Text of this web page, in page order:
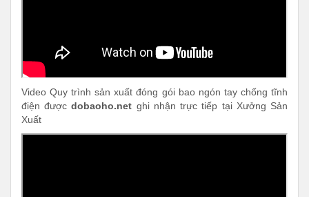
Video Quy trình sản xuất đóng gói bao ngón tay chống tĩnh
điện đượcdobaoho.net ghi nhận trực tiếp tại Xưởng Sản
Xuất